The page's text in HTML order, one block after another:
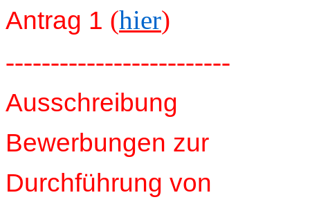
Antrag 1 (hier)
-------------------------
Ausschreibung
Bewerbungen zur
Durchführung von